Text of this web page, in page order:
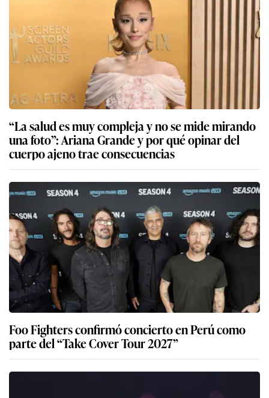
“La salud es muy compleja y no se mide mirando
una foto”: Ariana Grande y por qué opinar del
cuerpo ajeno trae consecuencias
Foo Fighters confirmó concierto en Perú como
parte del “Take Cover Tour 2027”